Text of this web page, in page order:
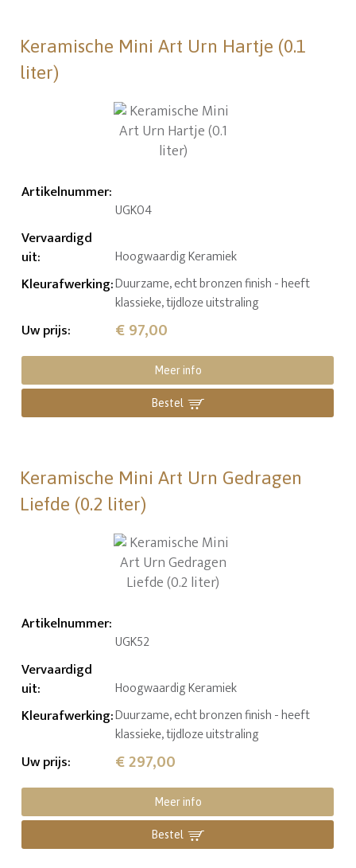
Keramische Mini Art Urn Hartje (0.1
liter)
Artikelnummer:
UGK04
Vervaardigd
uit: Hoogwaardig Keramiek
Kleurafwerking:Duurzame, echt bronzen finish - heeft
klassieke, tijdloze uitstraling
Uw prijs: € 97,00
Meer info
Bestel
Keramische Mini Art Urn Gedragen
Liefde (0.2 liter)
Artikelnummer:
UGK52
Vervaardigd
uit: Hoogwaardig Keramiek
Kleurafwerking:Duurzame, echt bronzen finish - heeft
klassieke, tijdloze uitstraling
Uw prijs: € 297,00
Meer info
Bestel